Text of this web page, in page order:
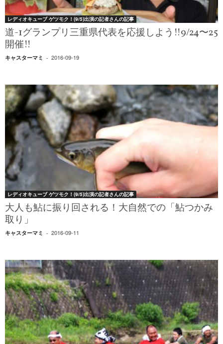
レディオキューブ ゲツモク！(9/5)出演の記者さんの記事
道-1グランプリ三重県代表を応援しよう!!9/24〜25
開催!!
キャスターマミ - 2016-09-19
レディオキューブ ゲツモク！(9/5)出演の記者さんの記事
大人も鮎に振り回される！大自然での「鮎つかみ
取り」
キャスターマミ - 2016-09-11